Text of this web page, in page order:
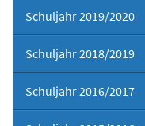
Schuljahr 2019/2020
Schuljahr 2018/2019
Schuljahr 2016/2017